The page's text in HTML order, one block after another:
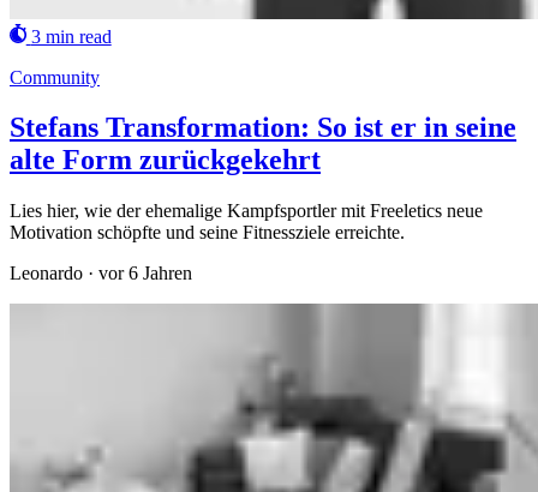
3 min read
Community
Stefans Transformation: So ist er in seine
alte Form zurückgekehrt
Lies hier, wie der ehemalige Kampfsportler mit Freeletics neue
Motivation schöpfte und seine Fitnessziele erreichte.
Leonardo · vor 6 Jahren